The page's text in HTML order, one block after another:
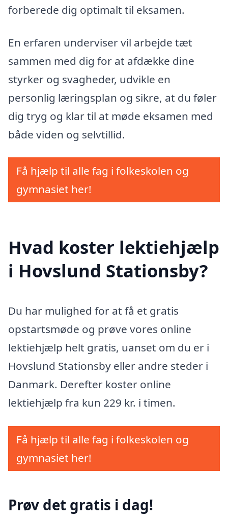
forberede dig optimalt til eksamen.
En erfaren underviser vil arbejde tæt
sammen med dig for at afdække dine
styrker og svagheder, udvikle en
personlig læringsplan og sikre, at du føler
dig tryg og klar til at møde eksamen med
både viden og selvtillid.
Få hjælp til alle fag i folkeskolen og
gymnasiet her!
Hvad koster lektiehjælp
i Hovslund Stationsby?
Du har mulighed for at få et gratis
opstartsmøde og prøve vores online
lektiehjælp helt gratis, uanset om du er i
Hovslund Stationsby eller andre steder i
Danmark. Derefter koster online
lektiehjælp fra kun 229 kr. i timen.
Få hjælp til alle fag i folkeskolen og
gymnasiet her!
Prøv det gratis i dag!